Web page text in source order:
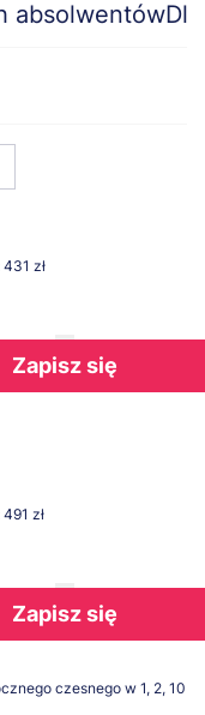
absolwentów
zł
Zapisz się
zł
Zapisz się
czesnego w 1, 2, 10